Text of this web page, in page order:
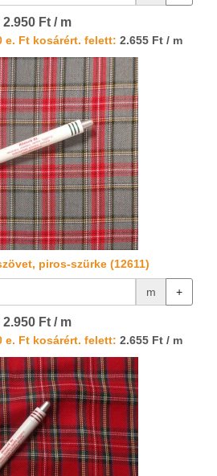
2.950 Ft / m
e. Ft kosárért. felett: 2.655 Ft / m
piros-szürke (12611)
m +
2.950 Ft / m
e. Ft kosárért. felett: 2.655 Ft / m